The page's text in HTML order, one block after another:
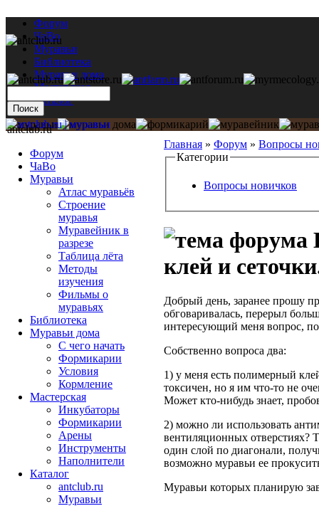
Форум
ЧаВо
Муравьи
Библиотека
Муравьи дома
Мастерская
Каталог
Главная » Форум » Вопросы
Категории
Вопросы новичков
клей и
Добрый день, заранее прошу
обговаривалась, перерыл
интересующий меня вопрос,
Собственно вопроса два:
1) у меня есть полимерный
токсичен, но я им что-то не
Может кто-нибудь знает,
2) можно ли использовать
вентиляционных отверстиях?
один слой по диагонали,
возможно муравьи ее
Муравьи которых планирую
antclub.ru
Форум
ЧаВо
Муравьи
Атлас муравьёв
Строение
муравья
Муравейник в
разрезе
Таблица лёта
Методы
изучения
Фильмы о
муравьях
Библиотека
Муравьи дома
С чего начать
Формикарии
Условия
Кормление
Мастерская
Инкубаторы
Формикарии
Арены
Инструменты
Наполнители
Каталог
antclub.ru
Муравьи